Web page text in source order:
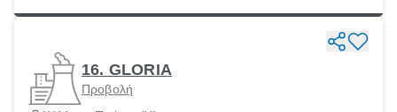
16. GLORIA
Προβολή